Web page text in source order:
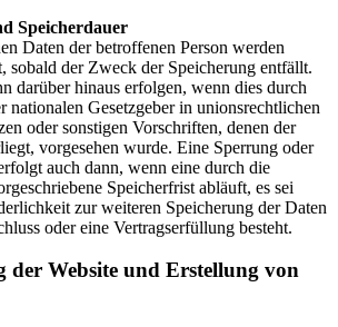
Speicherdauer
Daten der betroffenen Person werden
sobald der Zweck der Speicherung entfällt.
darüber hinaus erfolgen, wenn dies durch
nationalen Gesetzgeber in unionsrechtlichen
oder sonstigen Vorschriften, denen der
vorgesehen wurde. Eine Sperrung oder
auch dann, wenn eine durch die
Speicherfrist abläuft, es sei
zur weiteren Speicherung der Daten
oder eine Vertragserfüllung besteht.
der Website und Erstellung von